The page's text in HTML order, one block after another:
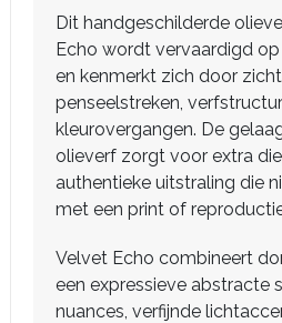
Dit handgeschilderde
Echo wordt vervaardigd
en kenmerkt zich door
penseelstreken,
kleurovergangen. De
olieverf zorgt voor extra
authentieke uitstraling die
met een print of
Velvet Echo combineert
een expressieve abstracte
nuances, verfijnde